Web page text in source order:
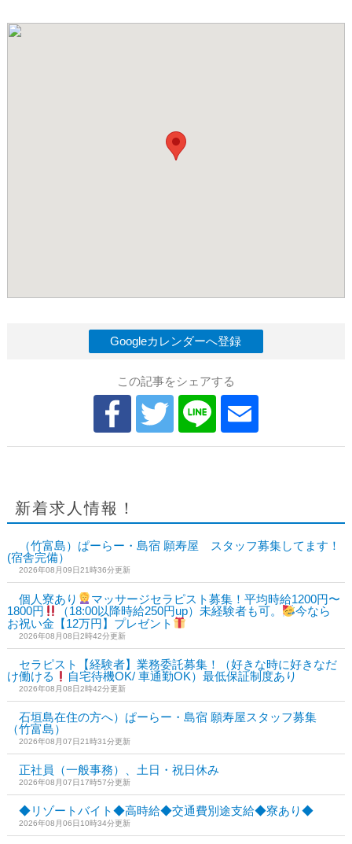
Googleカレンダーへ登録
この記事をシェアする
新着求人情報！
（竹富島）ぱーらー・島宿 願寿屋 スタッフ募集してます！
(宿舎完備）
2026年08月09日21時36分更新
個人寮あり
マッサージセラピスト募集！平均時給1200円〜
1800円
（18:00以降時給250円up）未経験者も可。
今なら
お祝い金【12万円】プレゼント
2026年08月08日2時42分更新
セラピスト【経験者】業務委託募集！（好きな時に好きなだ
け働ける
自宅待機OK/ 車通勤OK）最低保証制度あり
2026年08月08日2時42分更新
石垣島在住の方へ）ぱーらー・島宿 願寿屋スタッフ募集
（竹富島）
2026年08月07日21時31分更新
正社員（一般事務）、土日・祝日休み
2026年08月07日17時57分更新
◆リゾートバイト◆高時給◆交通費別途支給◆寮あり◆
2026年08月06日10時34分更新